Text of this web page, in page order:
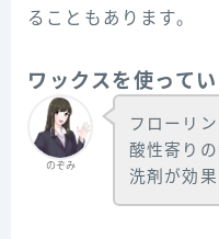
ることもあります。
ワックスを使って
のぞみ
フローリ
酸性寄り
洗剤が効